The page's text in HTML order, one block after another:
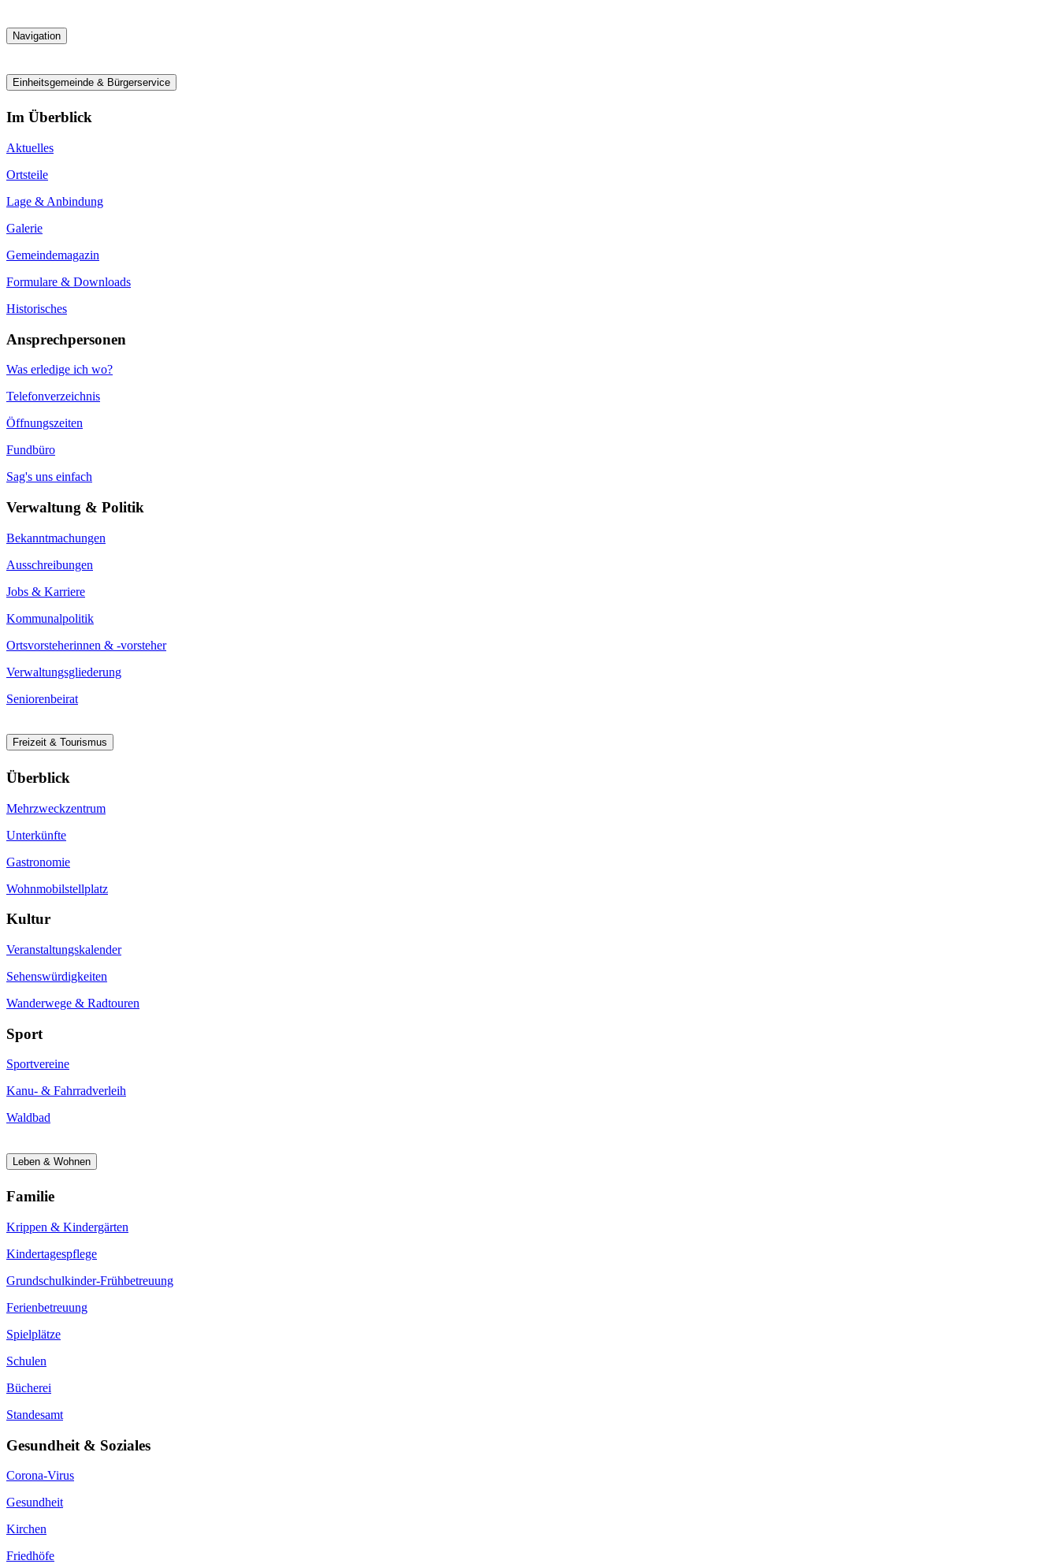
Navigation
Einheitsgemeinde & Bürgerservice
Im Überblick
Aktuelles
Ortsteile
Lage & Anbindung
Galerie
Gemeindemagazin
Formulare & Downloads
Historisches
Ansprechpersonen
Was erledige ich wo?
Telefonverzeichnis
Öffnungszeiten
Fundbüro
Sag's uns einfach
Verwaltung & Politik
Bekanntmachungen
Ausschreibungen
Jobs & Karriere
Kommunalpolitik
Ortsvorsteherinnen & -vorsteher
Verwaltungsgliederung
Seniorenbeirat
Freizeit & Tourismus
Überblick
Mehrzweckzentrum
Unterkünfte
Gastronomie
Wohnmobilstellplatz
Kultur
Veranstaltungskalender
Sehenswürdigkeiten
Wanderwege & Radtouren
Sport
Sportvereine
Kanu- & Fahrradverleih
Waldbad
Leben & Wohnen
Familie
Krippen & Kindergärten
Kindertagespflege
Grundschulkinder-Frühbetreuung
Ferienbetreuung
Spielplätze
Schulen
Bücherei
Standesamt
Gesundheit & Soziales
Corona-Virus
Gesundheit
Kirchen
Friedhöfe